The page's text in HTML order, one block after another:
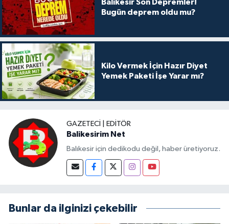
Balıkesir Son Depremler!
Bugün deprem oldu mu?
Kilo Vermek İçin Hazır Diyet
Yemek Paketi İşe Yarar mı?
GAZETECI | EDITÖR
Balikesirim Net
Balıkesir için dedikodu değil, haber üretiyoruz.
Bunlar da ilginizi çekebilir